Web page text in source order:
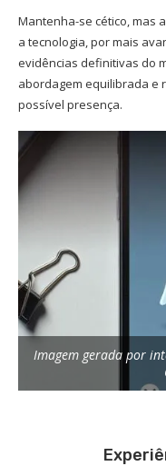
Mantenha-se cético, mas
a tecnologia, por mais
evidências definitivas do
abordagem equilibrada e
possível presença.
Imagem gerada por